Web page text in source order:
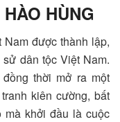
HÙNG
được thành lập,
dân tộc Việt Nam.
thời mở ra một
kiên cường, bất
mà khởi đầu là cuộc